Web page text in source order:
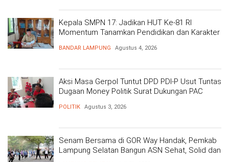
Kepala SMPN 17: Jadikan HUT Ke-81 RI
Momentum Tanamkan Pendidikan dan Karakter
BANDAR LAMPUNG Agustus 4, 2026
Aksi Masa Gerpol Tuntut DPD PDI-P Usut Tuntas
Dugaan Money Politik Surat Dukungan PAC
POLITIK Agustus 3, 2026
Senam Bersama di GOR Way Handak, Pemkab
Lampung Selatan Bangun ASN Sehat, Solid dan